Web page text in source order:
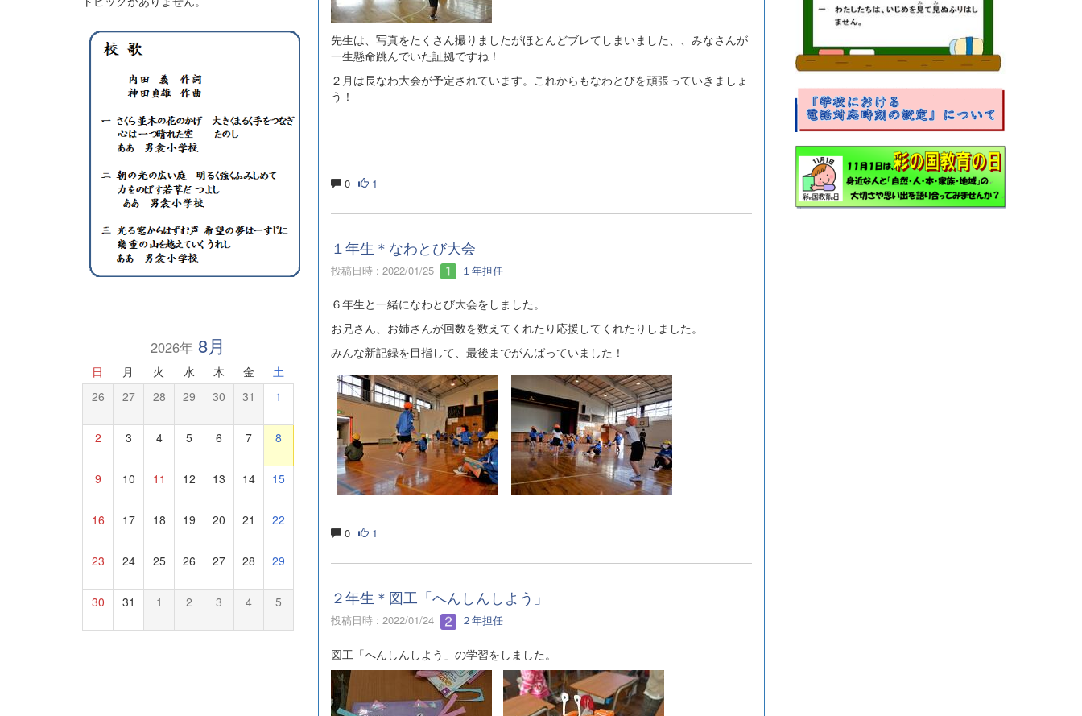
先生は、写真をたくさん撮りましたがほとんどブレてしまいました、、みなさんが
一生懸命跳んでいた証拠ですね！
２月は長なわ大会が予定されています。これからもなわとびを頑張っていきましょ
う！
0 1
１年生＊なわとび大会
投稿日時 : 2022/01/25 １年担任
６年生と一緒になわとび大会をしました。
お兄さん、お姉さんが回数を数えてくれたり応援してくれたりしました。
みんな新記録を目指して、最後までがんばっていました！
0 1
２年生＊図工「へんしんしよう」
投稿日時 : 2022/01/24 ２年担任
図工「へんしんしよう」の学習をしました。
2026年8月
日 月 火 水 木 金 土
26 27 28 29 30 31 1
2 3 4 5 6 7 8
9 10 11 12 13 14 15
16 17 18 19 20 21 22
23 24 25 26 27 28 29
30 31 1 2 3 4 5